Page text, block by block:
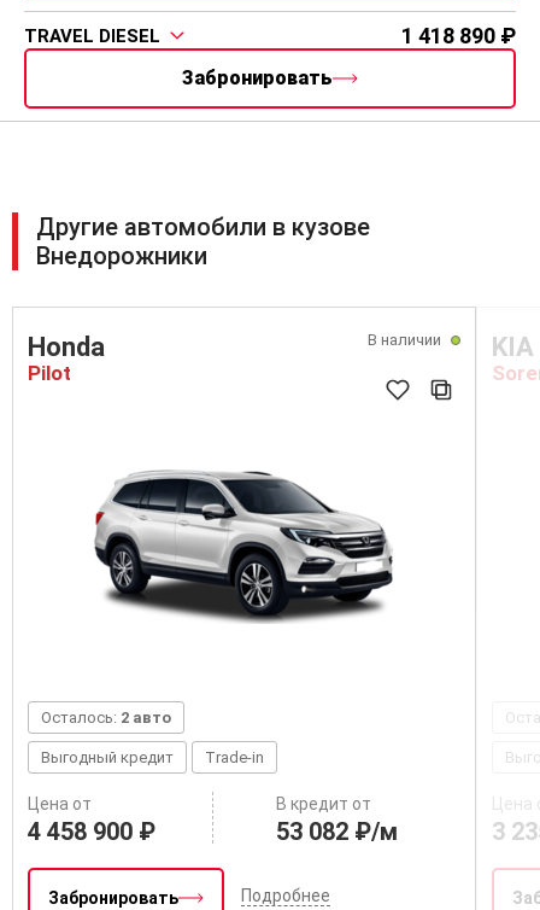
TRAVEL DIESEL 1 418 890
Забронировать
Другие автомобили в кузове
Внедорожники
В наличии
Honda
Pilot
Осталось: 2 авто
Выгодный кредит Trade-in
Цена от
4 458 900 ₽
В кредит от
53 082 ₽/м
Забронировать Подробнее
KIA
Цена
3